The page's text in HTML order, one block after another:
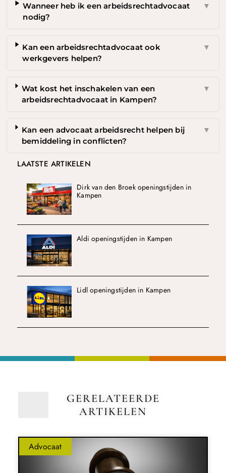
Wanneer heb ik een arbeidsrechtadvocaat
nodig?
▼
Kan een arbeidsrechtadvocaat ook
werkgevers helpen?
▼
Wat kost het inschakelen van een
arbeidsrechtadvocaat in Kampen?
▼
Kan een advocaat arbeidsrecht helpen bij
bemiddeling in conflicten?
▼
LAATSTE ARTIKELEN
Dirk van den Broek openingstijden in
Kampen
Aldi openingstijden in Kampen
Lidl openingstijden in Kampen
GERELATEERDE
ARTIKELEN
Advocaat